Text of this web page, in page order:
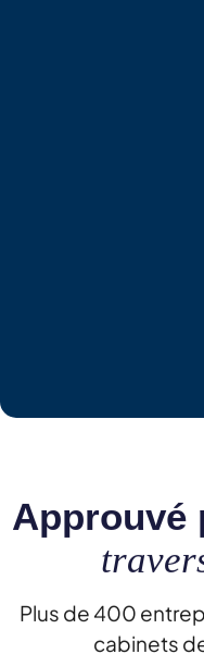
Approuvé
Plus de 400
cabinets